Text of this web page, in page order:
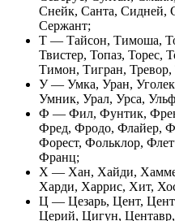
Снейк, Санта, Сидней,
Сержант;
Т — Тайсон, Тимоша,
Твистер, Топаз, Торес,
Тимон, Тигран, Тревор,
У — Умка, Уран,
Умник, Урал, Урса,
Ф — Фил, Фунтик,
Фред, Фродо, Флайер,
Форест, Фольклор,
Франц;
Х — Хан, Хайди,
Харди, Харрис, Хит,
Ц — Цезарь, Цент,
Церий, Цигун,